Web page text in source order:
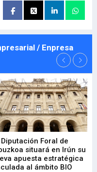
/ Enpresa
Diputación Foral de
situará en Irún su
apuesta estratégica
al ámbito BIO